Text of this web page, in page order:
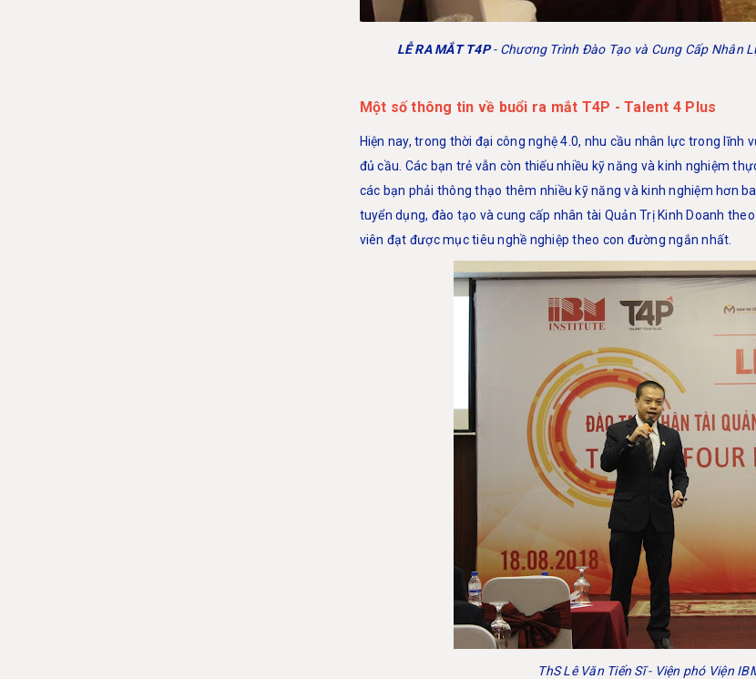
LỄ RA MẮT T4P- Chương Trình Đào Tạo và Cung Cấp Nhân
Một số thông tin về buổi ra mắt T4P - Talent 4 Plus
Hiện nay, trong thời đại công nghệ 4.0, nhu cầu nhân lực trong
đủ cầu. Các bạn trẻ vẫn còn thiếu nhiều kỹ năng và kinh nghiệm
các bạn phải thông thạo thêm nhiều kỹ năng và kinh nghiệm hơn
tuyển dụng, đào tạo và cung cấp nhân tài Quản Trị Kinh Doanh
viên đạt được mục tiêu nghề nghiệp theo con đường ngắn nhất.
ThS Lê Văn Tiến Sĩ - Viện phó Viện